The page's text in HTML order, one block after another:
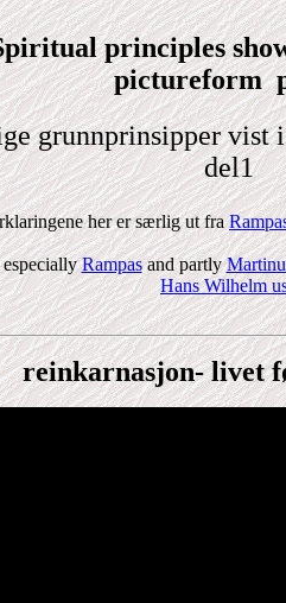
principles
pictureform
grunnprinsipper
del1
her er særlig ut fra
especiallyRampasand partly
Hans Wilhelm
reinkarnasjon- livet